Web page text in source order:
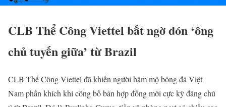
CLB Thể Công Viettel bất ngờ đón ‘ông
chủ tuyến giữa’ từ Brazil
CLB Thể Công Viettel đã khiến người hâm mộ bóng đá Việt
Nam phấn khích khi công bố bản hợp đồng mới cực kỳ đáng chú